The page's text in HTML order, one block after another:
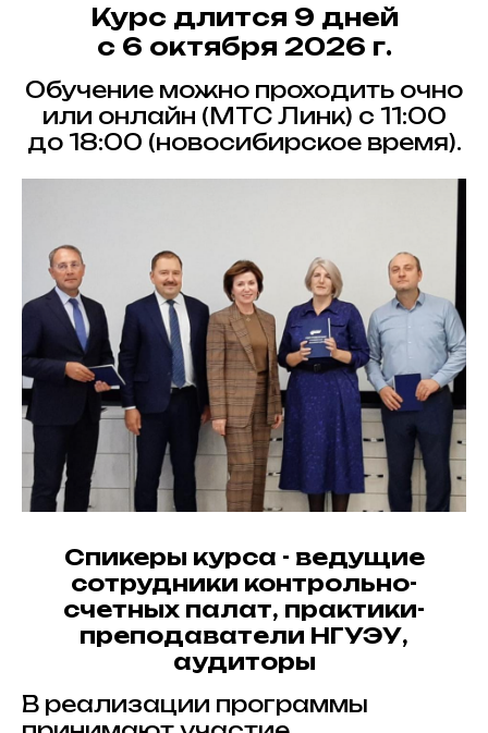
Курс длится 9 дней
с 6 октября 2026 г.
Обучение можно проходить очно
или онлайн (МТС Линк) с 11:00
до 18:00 (новосибирское время).
Спикеры курса - ведущие
сотрудники контрольно-
счетных палат, практики-
преподаватели НГУЭУ,
аудиторы
В реализации программы